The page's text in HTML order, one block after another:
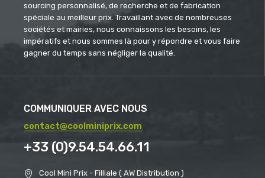
sourcing personnalisé, de recherche et de fabrication
spéciale au meilleur prix. Travaillant avec de nombreuses
sociétés et mairies, nous connaissons les besoins, les
impératifs et nous sommes là pour y répondre et vous faire
gagner du temps sans négliger la qualité.
COMMUNIQUER AVEC NOUS
contact@coolminiprix.com
+33 (0)9.54.54.66.11
Cool Mini Prix - Filliale ( AW Distribution )